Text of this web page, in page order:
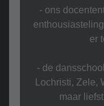
- ons
er
- de
Lochristi, Zele,
maar